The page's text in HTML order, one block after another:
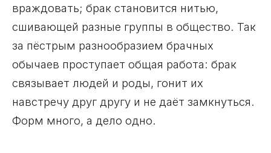
враждовать; брак становится нитью,
сшивающей разные группы в общество. Так
за пёстрым разнообразием брачных
обычаев проступает общая работа: брак
связывает людей и роды, гонит их
навстречу друг другу и не даёт замкнуться.
Форм много, а дело одно.